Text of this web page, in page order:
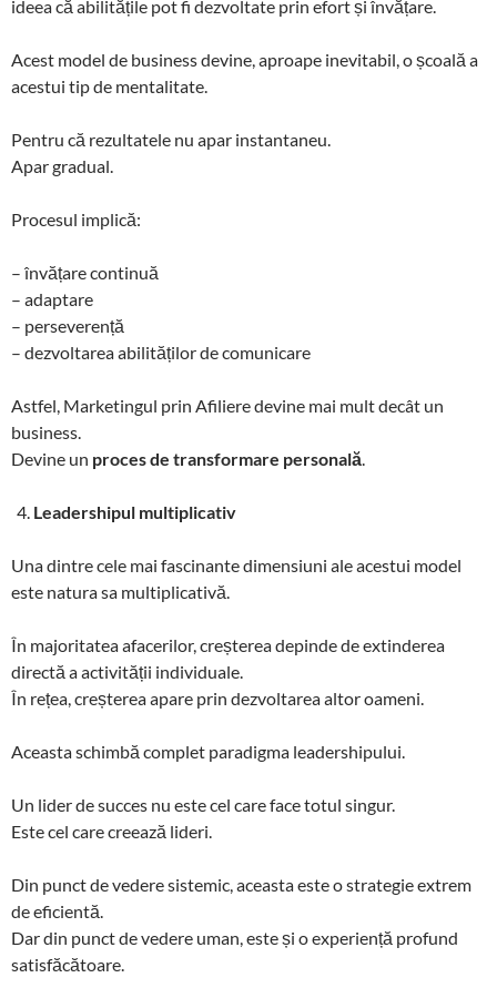
ideea că abilitățile pot fi dezvoltate prin efort și învățare.
Acest model de business devine, aproape inevitabil, o școală a
acestui tip de mentalitate.
Pentru că rezultatele nu apar instantaneu.
Apar gradual.
Procesul implică:
– învățare continuă
– adaptare
– perseverență
– dezvoltarea abilităților de comunicare
Astfel, Marketingul prin Afiliere devine mai mult decât un
business.
Devine un proces de transformare personală.
Leadershipul multiplicativ
Una dintre cele mai fascinante dimensiuni ale acestui model
este natura sa multiplicativă.
În majoritatea afacerilor, creșterea depinde de extinderea
directă a activității individuale.
În rețea, creșterea apare prin dezvoltarea altor oameni.
Aceasta schimbă complet paradigma leadershipului.
Un lider de succes nu este cel care face totul singur.
Este cel care creează lideri.
Din punct de vedere sistemic, aceasta este o strategie extrem
de eficientă.
Dar din punct de vedere uman, este și o experiență profund
satisfăcătoare.